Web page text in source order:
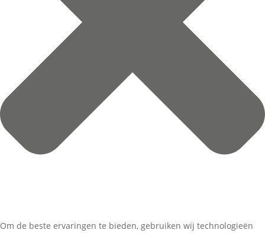
Om de beste ervaringen te bieden, gebruiken wij technologieën